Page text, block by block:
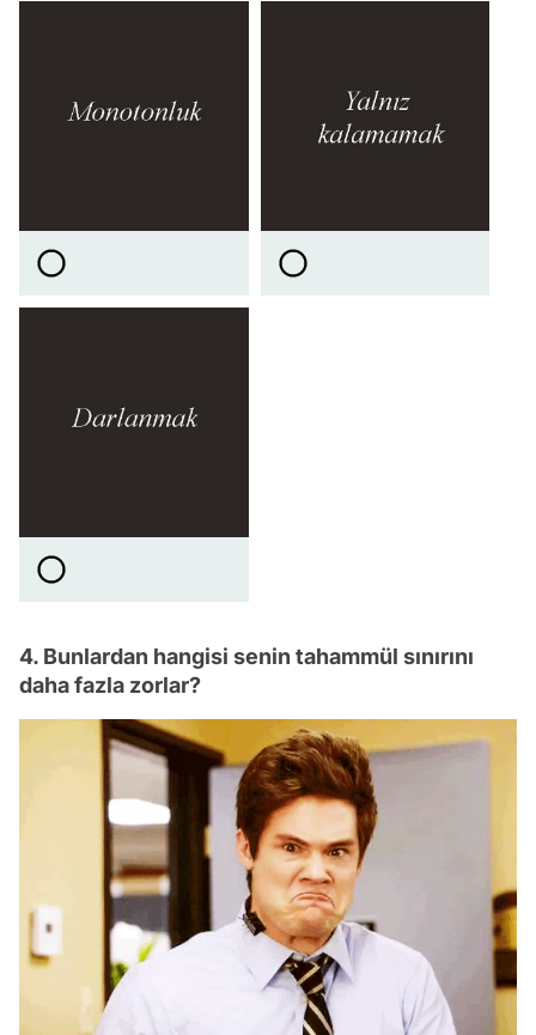
4. Bunlardan hangisi senin tahammül sınırını
daha fazla zorlar?